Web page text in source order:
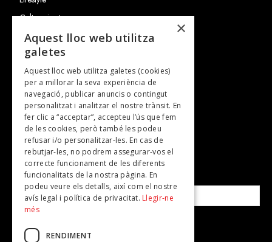
Cultura i art
Entrevistes
Gastronomia
TV
Plans per fer
Revistes
SUBSCRIU-TE A LA NOSTRA NEWSLETTER!
Correu electrònic*
Accepto lapolítica de privacitat
×
Aquest lloc web utilitza
galetes
Aquest lloc web utilitza galetes (cookies)
per a millorar la seva experiència de
navegació, publicar anuncis o contingut
personalitzat i analitzar el nostre trànsit. En
fer clic a “acceptar”, accepteu l’ús que fem
de les cookies, però també les podeu
refusar i/o personalitzar-les. En cas de
rebutjar-les, no podrem assegurar-vos el
correcte funcionament de les diferents
funcionalitats de la nostra pàgina. En
podeu veure els detalls, així com el nostre
avís legal i política de privacitat. Llegir-ne
més
RENDIMENT